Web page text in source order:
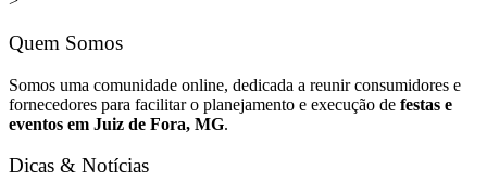
Quem Somos
Somos uma comunidade online, dedicada a reunir consumidores e
fornecedores para facilitar o planejamento e execução de festas e
eventos em Juiz de Fora, MG.
Dicas & Notícias